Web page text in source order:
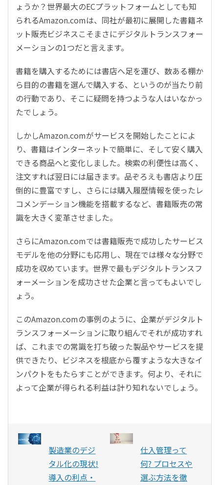
ょうか？世界最大のECプラットフォームとしても知
られるAmazon.comは、同社が最初に展開した書籍ネ
ット販売ビジネスこそまさにデジタルトランスフォー
メーションの1つだと言えます。
書籍を購入するためには書店へ足を運び、数ある棚か
ら目的の書籍を選んで購入する、というのが当たり前
の行動であり、そこに疑問を持つような人はいなかっ
たでしょう。
しかしAmazon.comがサービスを開始したことによ
り、書籍はインターネットで簡単に、そして安く購入
できる商品へと変化しました。検索の利便性は高く、
注文すれば翌日には届きます。品ぞろえも書店より圧
倒的に豊富ですし、さらには購入履歴情報を使ったレ
コメンデーション機能を搭載するなど、書籍販売の常
識を大きく変革させました。
さらにAmazon.comでは書籍販売で成功したサービス
モデルを他の分野にも応用し、現在では様々な分野で
成功を収めています。世界で最もデジタルトランスフ
ォーメーションを成功させた企業と言ってもよいでし
ょう。
このAmazon.comの事例のように、企業がデジタルト
ランスフォーメーションに取り組んでそれが成功すれ
ば、これまでの常識を打ち破った製品やサービスを提
供できたり、ビジネスを根底から覆すような大きなイ
ンパクトをもたらすことができます。何より、それに
よって企業が得られる利益は計り知れないでしょう。
製造業のデジ
タル化の現状!
導入の利点・
仕入管理って
何? プロセスや
選ぶ方法を徹